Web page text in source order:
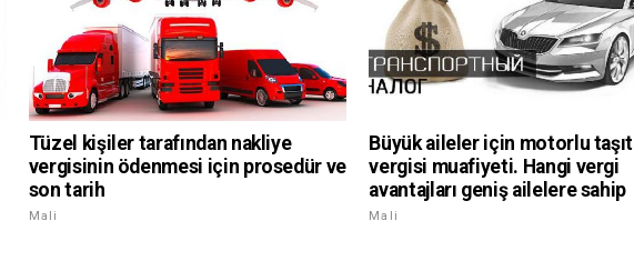
Tüzel kişiler tarafından nakliye
vergisinin ödenmesi için prosedür ve
son tarih
Mali
Büyük aileler için motorlu taşıt
vergisi muafiyeti. Hangi vergi
avantajları geniş ailelere sahip
Mali